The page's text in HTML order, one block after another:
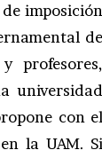
imposición
de
profesores,
universidad
con el
la UAM. Si